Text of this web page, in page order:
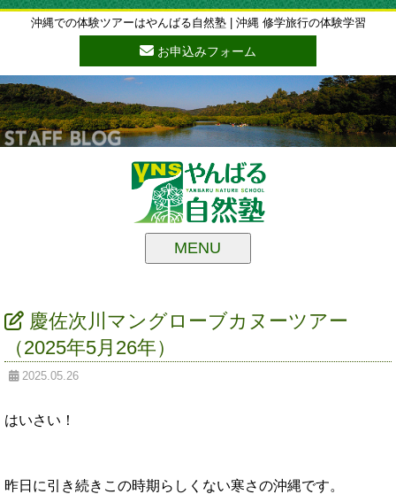
沖縄での体験ツアーはやんばる自然塾 | 沖縄 修学旅行の体験学習
お申込みフォーム
MENU
慶佐次川マングローブカヌーツアー
（2025年5月26年）
2025.05.26
はいさい！
昨日に引き続きこの時期らしくない寒さの沖縄です。